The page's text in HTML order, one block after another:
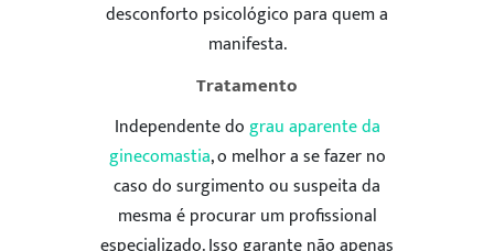
desconforto psicológico para quem a
manifesta.
Tratamento
Independente dograu aparente da
ginecomastia, o melhor a se fazer no
caso do surgimento ou suspeita da
mesma é procurar um profissional